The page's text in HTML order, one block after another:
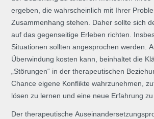
ergeben, die wahrscheinlich mit Ihrer
Zusammenhang stehen. Daher sollte sich
auf das gegenseitige Erleben richten.
Situationen sollten angesprochen werden.
Überwindung kosten kann, beinhaltet die
„Störungen“ in der therapeutischen
Chance eigene Konflikte wahrzunehmen,
lösen zu lernen und eine neue Erfahrung zu
Der therapeutische